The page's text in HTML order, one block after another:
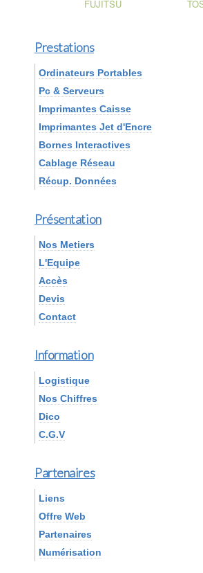
Prestations
Ordinateurs Portables
Pc & Serveurs
Imprimantes Caisse
Imprimantes Jet d'Encre
Bornes Interactives
Cablage Réseau
Récup. Données
Présentation
Nos Metiers
L'Equipe
Accès
Devis
Contact
Information
Logistique
Nos Chiffres
Dico
C.G.V
Partenaires
Liens
Offre Web
Partenaires
Numérisation